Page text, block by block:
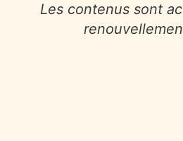
Les contenus sont